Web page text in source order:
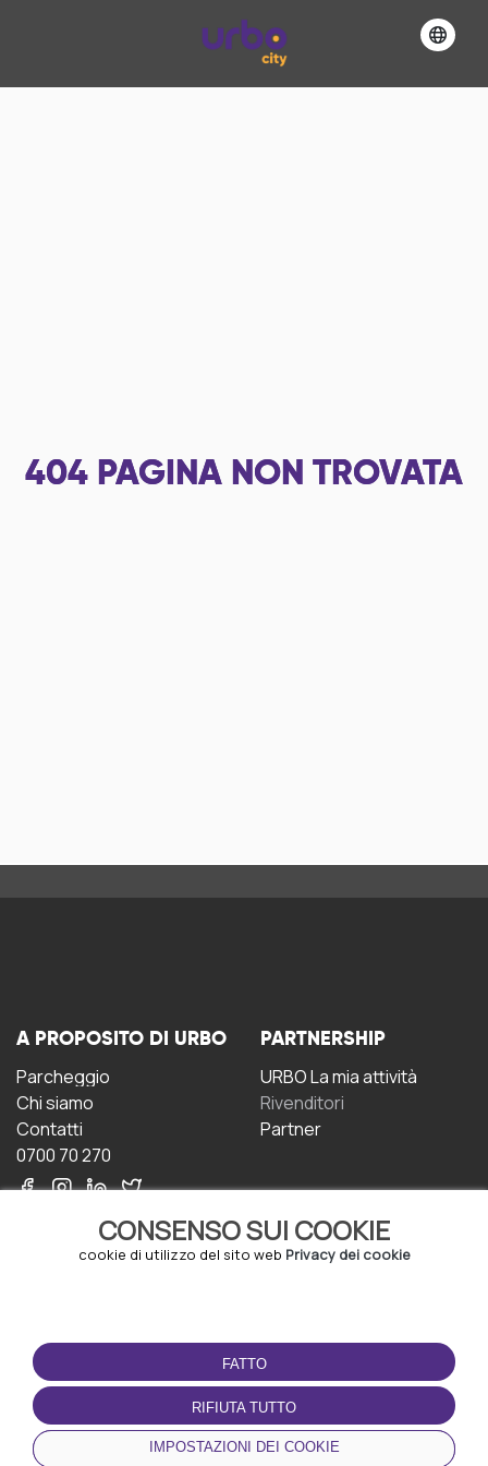
404 PAGINA NON TROVATA
CONSENSO SUI COOKIE
cookie di utilizzo del sito web Privacy dei cookie
FATTO
RIFIUTA TUTTO
IMPOSTAZIONI DEI COOKIE
A PROPOSITO DI URBO
Parcheggio
Chi siamo
Contatti
0700 70 270
PARTNERSHIP
URBO La mia attività
Rivenditori
Partner
CONDIZIONI D'USO
Termini e Condizioni
Politica sulla riservatezza
Gestione dei Cookie
SCARICA L'APP